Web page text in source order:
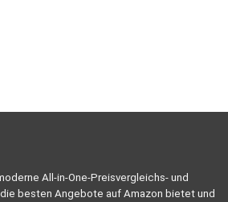
All-in-One-Preisvergleichs- und
besten Angebote auf Amazon bietet und